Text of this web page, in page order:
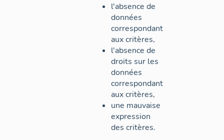
l'absence de
données
correspondant
aux critères,
l'absence de
droits sur les
données
correspondant
aux critères,
une mauvaise
expression
des critères.